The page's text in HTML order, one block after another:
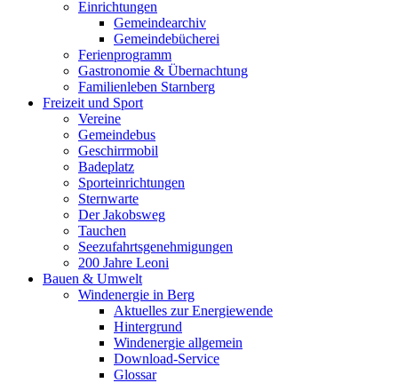
Einrichtungen
Gemeindearchiv
Gemeindebücherei
Ferienprogramm
Gastronomie & Übernachtung
Familienleben Starnberg
Freizeit und Sport
Vereine
Gemeindebus
Geschirrmobil
Badeplatz
Sporteinrichtungen
Sternwarte
Der Jakobsweg
Tauchen
Seezufahrtsgenehmigungen
200 Jahre Leoni
Bauen & Umwelt
Windenergie in Berg
Aktuelles zur Energiewende
Hintergrund
Windenergie allgemein
Download-Service
Glossar